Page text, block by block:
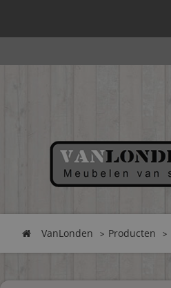
VanLonden Producten